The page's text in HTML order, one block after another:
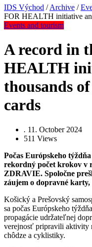
IDS Východ /Archive /
FOR HEALTH initiative
Events and tourism
A record in
HEALTH
thousands
cards
. 11. October 2024
511 Views
Počas Európskeho
rekordný počet krokov v
ZDRAVIE. Spoločne
záujem o dopravné
Košický a Prešovský
sa počas Európskeho
propagácie udržateľnej
verejnosť pripravili aktivity
chôdze a cyklistiky.